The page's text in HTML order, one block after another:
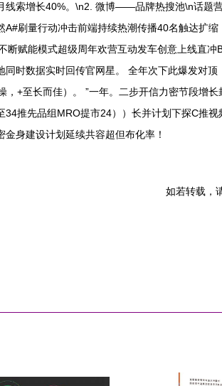
线索增长40%。\n2. 微博——品牌热搜池\n话题
A#刷量行动冲击前端持续热潮传播40名触达扩
断赋能模式超级周年欢营互动发车创意上线直
同时数据实时回传官网星。 全年次下此爆发对
，+至长而佳）。 ”一年。二步开信力密节段增
34推先品组MRO提市24））长并计划下探C
身建设计划延续共容超但布化率！
如若转载，